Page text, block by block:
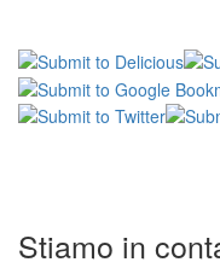
Stiamo in